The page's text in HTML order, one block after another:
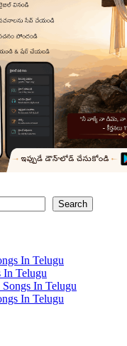
Search
In Telugu
In Telugu
In Telugu
In Telugu